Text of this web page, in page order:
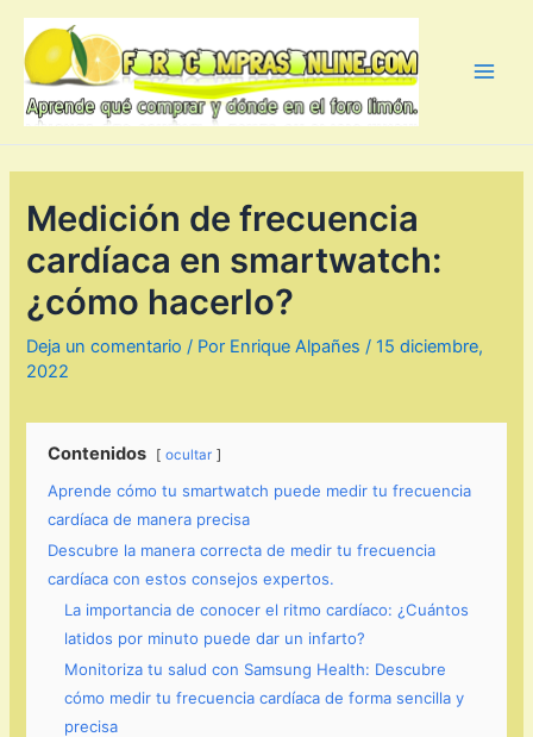
contenido
Medición de frecuencia
cardíaca en smartwatch:
¿cómo hacerlo?
Deja un comentario / Por Enrique Alpañes /15 diciembre,
2022
Contenidos ocultar
Aprende cómo tu smartwatch puede medir tu frecuencia
cardíaca de manera precisa
Descubre la manera correcta de medir tu frecuencia
cardíaca con estos consejos expertos.
La importancia de conocer el ritmo cardíaco: ¿Cuántos
latidos por minuto puede dar un infarto?
Monitoriza tu salud con Samsung Health: Descubre
cómo medir tu frecuencia cardíaca de forma sencilla y
precisa